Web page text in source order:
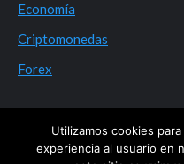
Economía
Criptomonedas
Forex
Utilizamos cookies
experiencia al usuario en